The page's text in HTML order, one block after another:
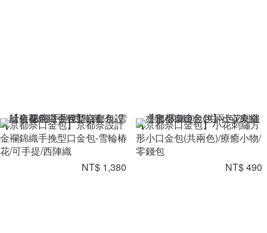
【京都奈口金包】京都奈設計
金襴錦織手挽型口金包-雪輪椿
花/可手提/西陣織
NT$ 1,380
【京都奈口金包】小花刺繡方
形小口金包(共兩色)/療癒小物/
零錢包
NT$ 490